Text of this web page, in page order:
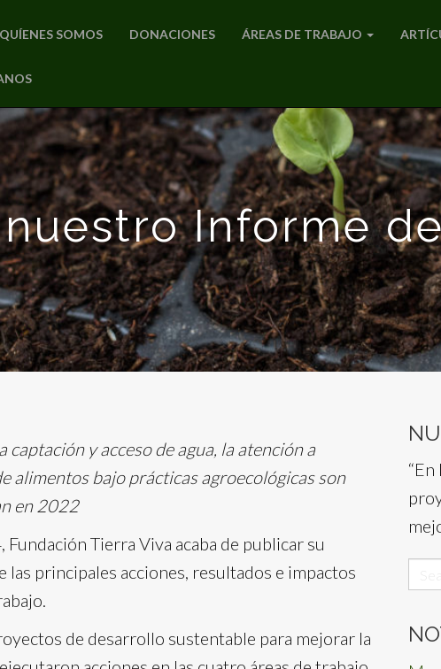
QUÍENES SOMOS DONACIONES ÁREAS DE TRABAJO
Informe
captación y acceso de agua, la atención a
alimentos bajo prácticas agroecológicas son
en 2022
Tierra Viva acaba de publicar su
las principales acciones, resultados e impactos
de desarrollo sustentable para mejorar la
for: